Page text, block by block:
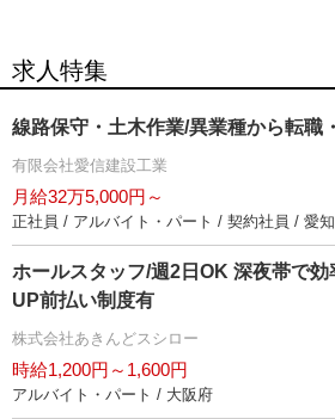
求人特集
線路保守・土木作業/異業種から転職
有限会社愛信建設工業
月給32万5,000円～
正社員 / アルバイト・パート / 契約社員 / 愛
ホールスタッフ/週2日OK 深夜帯で
UP前払い制度有
株式会社あきんどスシロー
時給1,200円～1,600円
アルバイト・パート / 大阪府